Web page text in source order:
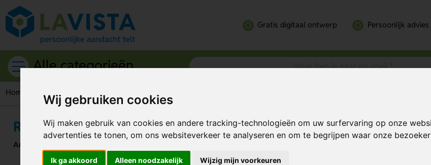
Wij gebruiken cookies
Wij maken gebruik van cookies en andere tracking-technologieën om uw surfervaring op onze
advertenties te tonen, om ons websiteverkeer te analyseren en om te begrijpen waar onze
Ik ga akkoord Alleen noodzakelijk Wijzig mijn voorkeuren
Gratis digitaal ontwerp Persoonlijk advies
Alle categorieën
Home Feestartikelen Kartonnen bordjes
Ronde kartonnen bordjes (Ø 23 cm)
Artikelnummer:
Bereken